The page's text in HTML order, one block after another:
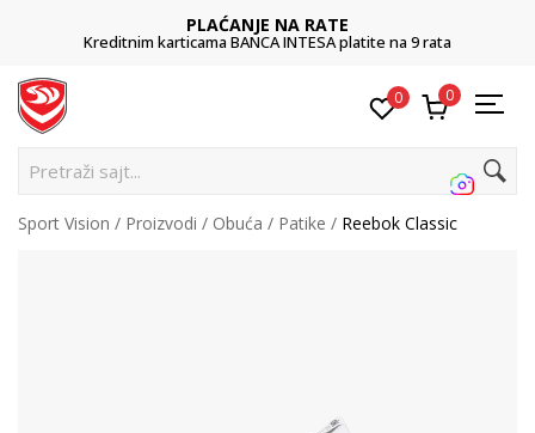
PLAĆANJE NA RATE
Kreditnim karticama BANCA INTESA platite na 9 rata
0 0
Pretraži sajt...
Sport Vision Proizvodi Obuća Patike Reebok Classic